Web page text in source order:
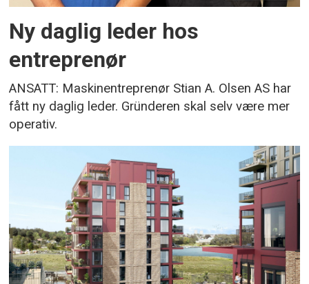
Ny daglig leder hos
entreprenør
ANSATT: Maskinentreprenør Stian A. Olsen AS har
fått ny daglig leder. Gründeren skal selv være mer
operativ.